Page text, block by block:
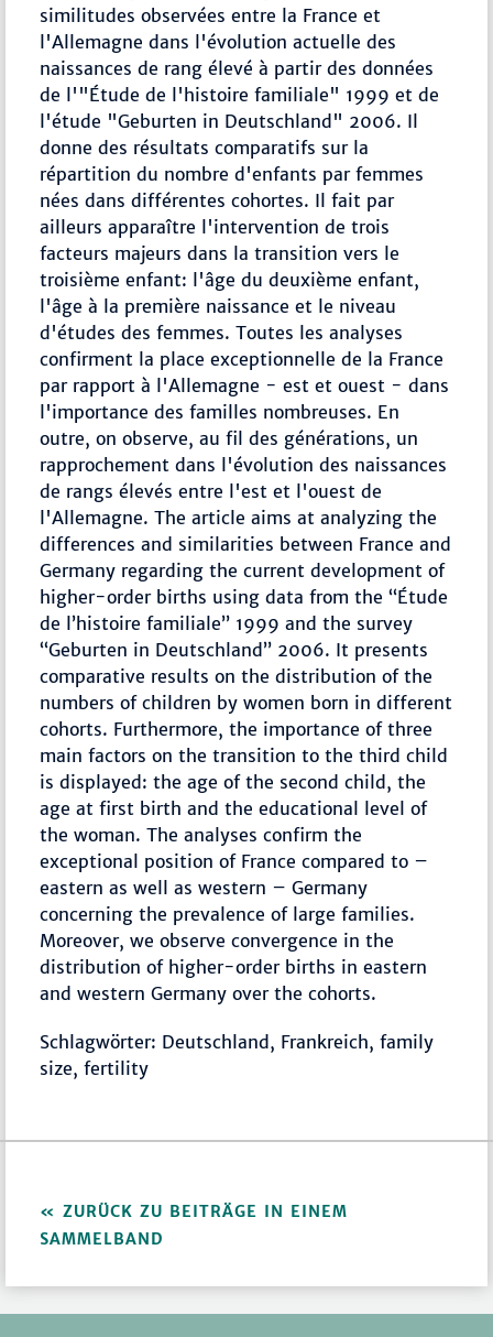
similitudes observées entre la France et
l'Allemagne dans l'évolution actuelle des
naissances de rang élevé à partir des données
de l'"Étude de l'histoire familiale" 1999 et de
l'étude "Geburten in Deutschland" 2006. Il
donne des résultats comparatifs sur la
répartition du nombre d'enfants par femmes
nées dans différentes cohortes. Il fait par
ailleurs apparaître l'intervention de trois
facteurs majeurs dans la transition vers le
troisième enfant: l'âge du deuxième enfant,
l'âge à la première naissance et le niveau
d'études des femmes. Toutes les analyses
confirment la place exceptionnelle de la France
par rapport à l'Allemagne - est et ouest - dans
l'importance des familles nombreuses. En
outre, on observe, au fil des générations, un
rapprochement dans l'évolution des naissances
de rangs élevés entre l'est et l'ouest de
l'Allemagne. The article aims at analyzing the
differences and similarities between France and
Germany regarding the current development of
higher-order births using data from the “Étude
de l’histoire familiale” 1999 and the survey
“Geburten in Deutschland” 2006. It presents
comparative results on the distribution of the
numbers of children by women born in different
cohorts. Furthermore, the importance of three
main factors on the transition to the third child
is displayed: the age of the second child, the
age at first birth and the educational level of
the woman. The analyses confirm the
exceptional position of France compared to –
eastern as well as western – Germany
concerning the prevalence of large families.
Moreover, we observe convergence in the
distribution of higher-order births in eastern
and western Germany over the cohorts.
Schlagwörter: Deutschland, Frankreich, family
size, fertility
ZURÜCK ZU BEITRÄGE IN EINEM
SAMMELBAND